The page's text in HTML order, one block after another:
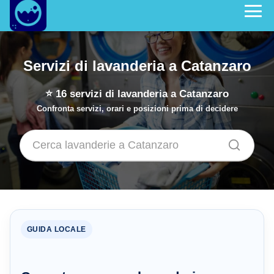
Servizi di lavanderia a Catanzaro
⭐ 16 servizi di lavanderia a Catanzaro
Confronta servizi, orari e posizioni prima di decidere
GUIDA LOCALE